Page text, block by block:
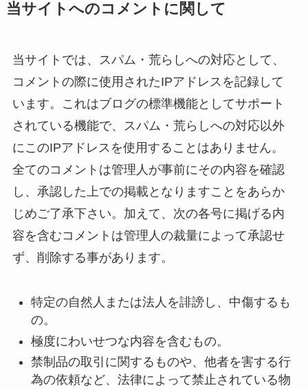
当サイトへのコメントに関して
当サイトでは、スパム・荒らしへの対応として、
コメントの際に使用されたIPアドレスを記録して
います。これはブログの標準機能としてサポート
されている機能で、スパム・荒らしへの対応以外
にこのIPアドレスを使用することはありません。
全てのコメントは管理人が事前にその内容を確認
し、承認した上での掲載となりますことをあらか
じめご了承下さい。加えて、次の各号に掲げる内
容を含むコメントは管理人の裁量によって承認せ
ず、削除する事があります。
特定の自然人または法人を誹謗し、中傷するも
の。
極度にわいせつな内容を含むもの。
禁制品の取引に関するものや、他者を害する行
為の依頼など、法律によって禁止されている物